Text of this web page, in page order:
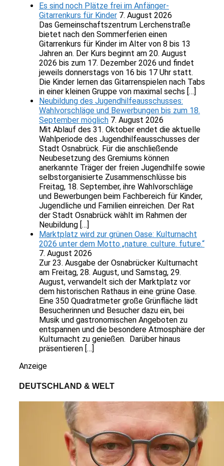
Es sind noch Plätze frei im Anfänger-
Gitarrenkurs für Kinder 7. August 2026
Das Gemeinschaftszentrum Lerchenstraße
bietet nach den Sommerferien einen
Gitarrenkurs für Kinder im Alter von 8 bis 13
Jahren an. Der Kurs beginnt am 20. August
2026 bis zum 17. Dezember 2026 und findet
jeweils donnerstags von 16 bis 17 Uhr statt.
Die Kinder lernen das Gitarrenspielen nach Tabs
in einer kleinen Gruppe von maximal sechs […]
Neubildung des Jugendhilfeausschusses:
Wahlvorschläge und Bewerbungen bis zum 18.
September möglich 7. August 2026
Mit Ablauf des 31. Oktober endet die aktuelle
Wahlperiode des Jugendhilfeausschusses der
Stadt Osnabrück. Für die anschließende
Neubesetzung des Gremiums können
anerkannte Träger der freien Jugendhilfe sowie
selbstorganisierte Zusammenschlüsse bis
Freitag, 18. September, ihre Wahlvorschläge
und Bewerbungen beim Fachbereich für Kinder,
Jugendliche und Familien einreichen. Der Rat
der Stadt Osnabrück wählt im Rahmen der
Neubildung […]
Marktplatz wird zur grünen Oase: Kulturnacht
2026 unter dem Motto „nature. culture. future.“
7. August 2026
Zur 23. Ausgabe der Osnabrücker Kulturnacht
am Freitag, 28. August, und Samstag, 29.
August, verwandelt sich der Marktplatz vor
dem historischen Rathaus in eine grüne Oase.
Eine 350 Quadratmeter große Grünfläche lädt
Besucherinnen und Besucher dazu ein, bei
Musik und gastronomischen Angeboten zu
entspannen und die besondere Atmosphäre der
Kulturnacht zu genießen. Darüber hinaus
präsentieren […]
Anzeige
DEUTSCHLAND & WELT